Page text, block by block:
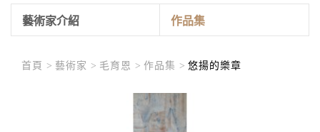
藝術家介紹 作品集
首頁 > 藝術家 > 毛育恩 > 作品集 > 悠揚的樂章